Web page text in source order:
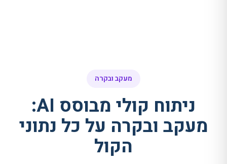
מעקב ובקרה
ניתוח קולי מבוסס AI:
מעקב ובקרה על כל נתוני
הקול